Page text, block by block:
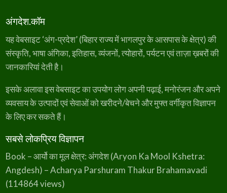
अंगदेश.कॉम
यह वेबसाइट ‘अंग-प्रदेश’ (बिहार राज्य में भागलपुर के आसपास के क्षेत्र) की
संस्कृति, भाषा अंगिका, इतिहास, व्यंजनों, त्योहारों, पर्यटन एवं ताज़ा ख़बरों की
जानकारियां देती है।
इसके अलावा इस वेबसाइट का उपयोग लोग अपनी पढ़ाई, मनोरंजन और अपने
व्यवसाय के उत्पादों एवं सेवाओं को खरीदने/बेचने और मुफ्त वर्गीकृत विज्ञापन
के लिए कर सकते हैं।
सबसे लोकप्रिय विज्ञापन
Book – आर्यो का मूल क्षेत्र: अंगदेश (Aryon Ka Mool Kshetra:
Angdesh) – Acharya Parshuram Thakur Brahamavadi
(114864 views)